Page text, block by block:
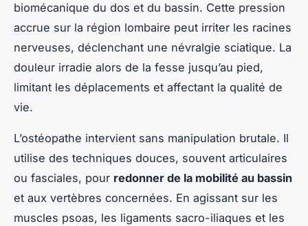
biomécanique du dos et du bassin. Cette pression
accrue sur la région lombaire peut irriter les racines
nerveuses, déclenchant une névralgie sciatique. La
douleur irradie alors de la fesse jusqu’au pied,
limitant les déplacements et affectant la qualité de
vie.
L’ostéopathe intervient sans manipulation brutale. Il
utilise des techniques douces, souvent articulaires
ou fasciales, pour redonner de la mobilité au bassin
et aux vertèbres concernées. En agissant sur les
muscles psoas, les ligaments sacro-iliaques et les